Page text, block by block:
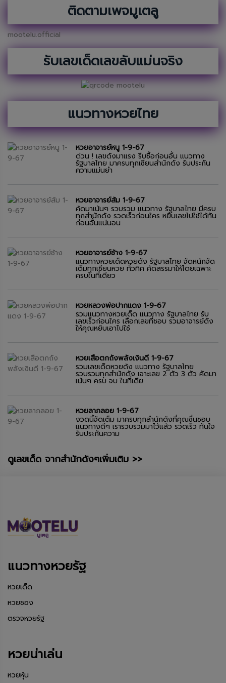
ติดตามเพจมูเตลู
mootelu.official
รับเลขเด็ดเลขลับแม่นจริง
แนวทางหวยไทย
หวยอาจารย์หนู 1-9-67
ด่วน ! เลขดังมาแรง รีบซื้อก่อนอั้น แนวทาง
รัฐบาลไทย มาครบทุกเซียนสำนักดัง รับประกัน
ความแม่นยำ
หวยอาจารย์ส้ม 1-9-67
คัดมาเน้นๆ รวบรวม แนวทาง รัฐบาลไทย มีครบ
ทุกสำนักดัง รวดเร็วก่อนใคร หยิบเลขไปใช้ได้ทัน
ก่อนอั้นแน่นอน
หวยอาจารย์ช้าง 1-9-67
แนวทางหวยเด็ดหวยดัง รัฐบาลไทย จัดหนักจัด
เต็มทุกเซียนหวย ทั่วทิศ คัดสรรมาให้โดยเฉพาะ
ครบในที่เดียว
หวยหลวงพ่อปากแดง 1-9-67
รวมแนวทางหวยเด็ด แนวทาง รัฐบาลไทย รับ
เลขเร็วก่อนใคร เลือกเลขที่ชอบ รวมอาจารย์ดัง
ให้คุณหยิบเอาไปใช้
หวยเสือตกถังพลังเงินดี 1-9-67
รวมเลขเด็ดหวยดัง แนวทาง รัฐบาลไทย
รวบรวมทุกสำนักดัง เจาะเลข 2 ตัว 3 ตัว คัดมา
เน้นๆ ครบ จบ ในที่เดีย
หวยลาภลอย 1-9-67
งวดนี้จัดเต็ม มาครบทุกสำนักดังที่คุณชื่นชอบ
แนวทางดีๆ เรารวบรวมมาไว้แล้ว รวดเร็ว ทันใจ
รับประกันความ
ดูเลขเด็ด จากสำนักดังๆเพิ่มเติม >>
แนวทางหวยรัฐ
หวยเด็ด
หวยซอง
ตรวจหวยรัฐ
หวยน่าเล่น
หวยหุ้น